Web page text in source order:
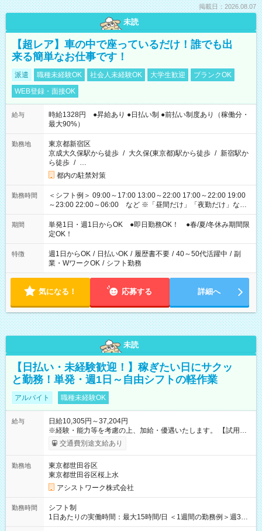
掲載日：2026.08.07
未読
【超レア】車の中で座っているだけ！誰でも出
来る簡単なお仕事です！
派遣 職種未経験OK 社会人未経験OK 大学生歓迎
ブランクOK
WEB登録・面接OK
給与
時給1328円 ●昇給あり ●日払い制 ●前払い制度あり（稼働分・
最大90%）
勤務地
東京都新宿区
京成大久保駅から徒歩 / 大久保(東京都)駅から徒歩 / 新宿駅か
ら徒歩 / …
都内の駐禁対策
勤務時間
＜シフト例＞ 09:00～17:00 13:00～22:00 17:00～22:00 19:00
～23:00 22:00～06:00 など ※「昼間だけ」「夜勤だけ」など
の希望OK
期間
単発1日・週1日からOK ●即日勤務OK！ ●春/夏/冬休み期間限
定OK！
特徴 週1日からOK / 日払いOK / 履歴書不要 / 40～50代活躍中 / 副
業・WワークOK / シフト勤務
気になる！ 応募する 詳細へ
未読
【日払い・未経験歓迎！】稼ぎたい日にサクッ
と勤務！単発・週1日～自由シフトの軽作業
アルバイト 職種未経験OK
給与
日給10,305円～37,204円
※経験・能力等を考慮の上、加給・優遇いたします。 【試用期
間】試用期間なし
交通費別途支給あり
勤務地
東京都世田谷区
東京都世田谷区桜上水
アシストワーク株式会社
勤務時間
シフト制
1日あたりの実働時間：最大15時間/日 ＜1週間の勤務例＞週3回
勤務 勤務：月・水・金 休み：火・木・土・日 好きな時にお仕事